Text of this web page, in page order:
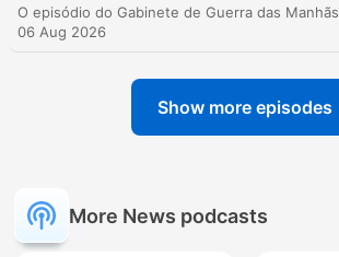
06 Aug 2026
Show more episodes
More News podcasts